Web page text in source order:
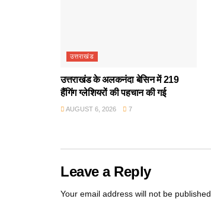
उत्तराखंड
उत्तराखंड के अलकनंदा बेसिन में 219
हैंगिंग ग्लेशियरों की पहचान की गई
AUGUST 6, 2026 7
Leave a Reply
Your email address will not be published.